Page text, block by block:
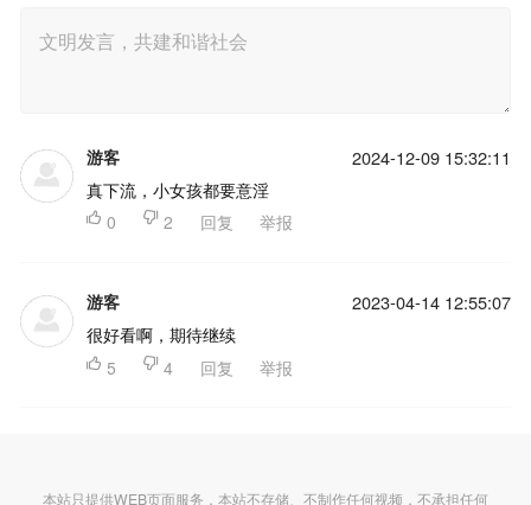
游客 2024-12-09 15:32:11
真下流，小女孩都要意淫
 0  2 回复 举报
游客 2023-04-14 12:55:07
很好看啊，期待继续
 5  4 回复 举报
本站只提供WEB页面服务，本站不存储、不制作任何视频，不承担任何